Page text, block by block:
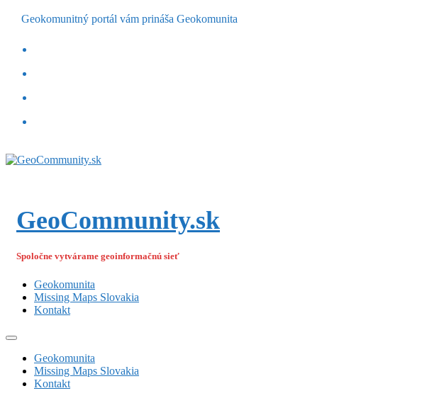
Geokomunitný portál vám prináša Geokomunita
GeoCommunity.sk
Spoločne vytvárame geoinformačnú sieť
Geokomunita
Missing Maps Slovakia
Kontakt
Geokomunita
Missing Maps Slovakia
Kontakt